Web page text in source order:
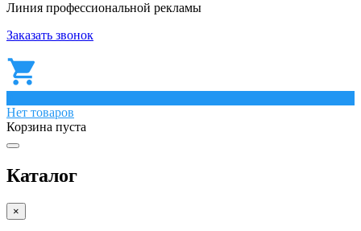
Линия профессиональной рекламы
Заказать звонок
Нет товаров
Корзина пуста
Каталог
×